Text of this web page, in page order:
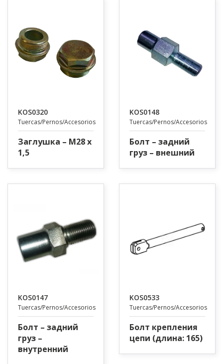
KOS0320
Tuercas/Pernos/Accesorios
Заглушка – M28 x
1,5
KOS0148
Tuercas/Pernos/Accesorios
Болт – задний
груз – внешний
KOS0147
Tuercas/Pernos/Accesorios
Болт – задний
груз –
внутренний
KOS0533
Tuercas/Pernos/Accesorios
Болт крепления
цепи (длина: 165)